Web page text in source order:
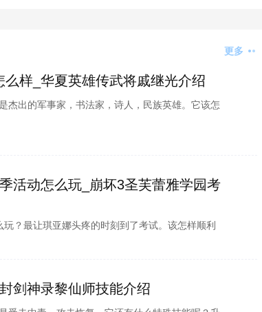
更多
样_华夏英雄传武将戚继光介绍
杰出的军事家，书法家，诗人，民族英雄。它该怎
解吧，酷酷游戏小编为各位整理了华夏英雄传武将
活动怎么玩_崩坏3圣芙蕾雅学园考
？最让琪亚娜头疼的时刻到了考试。该怎样顺利
了解吧，酷酷游戏小编为各位整理了崩坏3圣芙蕾
剑神录黎仙师技能介绍